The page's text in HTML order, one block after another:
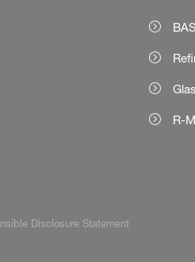
R-M
Disclosure Statement